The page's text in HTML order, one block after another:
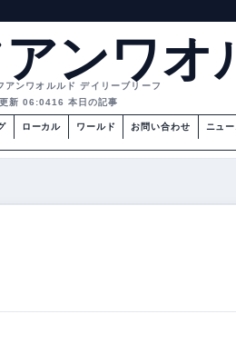
ンワオ
アンワオルルド デイリーブリーフ
更新 06:0416 本日の記事
ローカル ワールド お問い合わせ ニュ